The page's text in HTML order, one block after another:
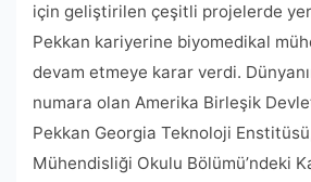
için geliştirilen çeşitli projelerde yer
Pekkan kariyerine biyomedikal
devam etmeye karar verdi.
numara olan Amerika Birleşik
Pekkan Georgia Teknoloji
Mühendisliği Okulu Bölümü’ndeki